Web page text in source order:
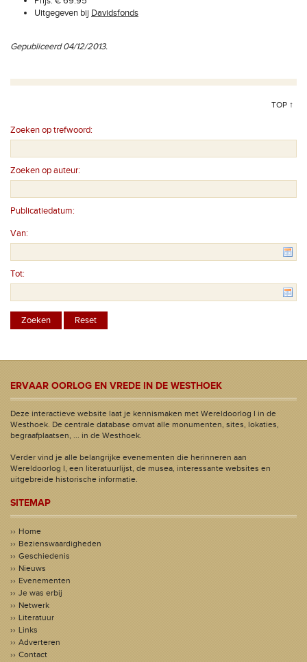
Uitgegeven bij Davidsfonds
Gepubliceerd 04/12/2013.
TOP ↑
Zoeken op trefwoord:
Zoeken op auteur:
Publicatiedatum:
Van:
Tot:
ERVAAR OORLOG EN VREDE IN DE WESTHOEK
Deze interactieve website laat je kennismaken met Wereldoorlog I in de
Westhoek. De centrale database omvat alle monumenten, sites, lokaties,
begraafplaatsen, ... in de Westhoek.
Verder vind je alle belangrijke evenementen die herinneren aan
Wereldoorlog I, een literatuurlijst, de musea, interessante websites en
uitgebreide historische informatie.
SITEMAP
Home
Bezienswaardigheden
Geschiedenis
Nieuws
Evenementen
Je was erbij
Netwerk
Literatuur
Links
Adverteren
Contact